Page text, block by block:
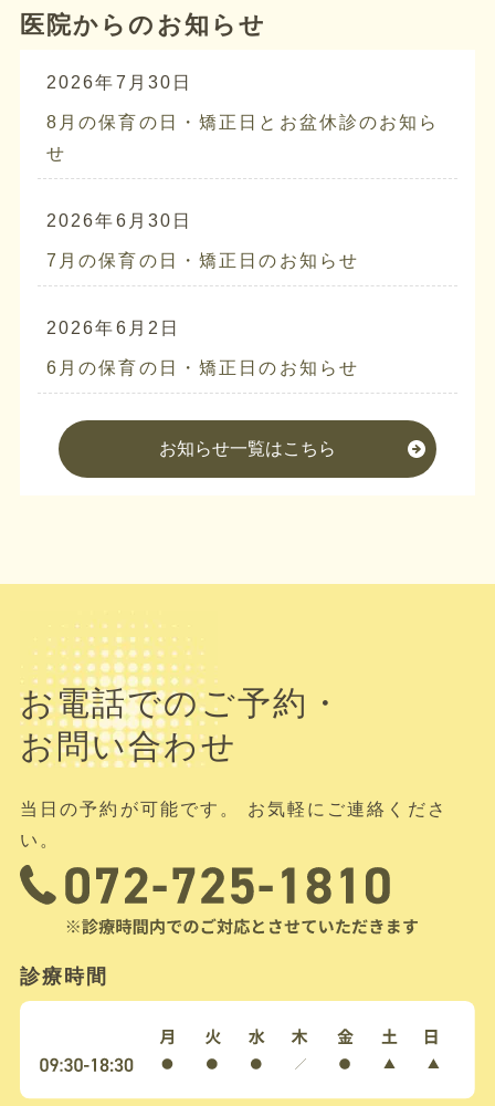
医院からのお知らせ
2026年7月30日
8月の保育の日・矯正日とお盆休診のお知ら
せ
2026年6月30日
7月の保育の日・矯正日のお知らせ
2026年6月2日
6月の保育の日・矯正日のお知らせ
お知らせ一覧はこちら
お電話でのご予約・
お問い合わせ
当日の予約が可能です。 お気軽にご連絡くださ
い。
診療時間